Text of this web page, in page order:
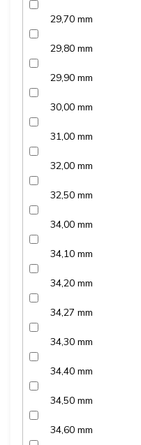
29,70 mm
29,80 mm
29,90 mm
30,00 mm
31,00 mm
32,00 mm
32,50 mm
34,00 mm
34,10 mm
34,20 mm
34,27 mm
34,30 mm
34,40 mm
34,50 mm
34,60 mm